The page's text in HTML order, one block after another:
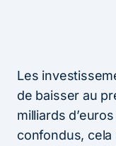
Les
de baisser au
milliards
confondus,